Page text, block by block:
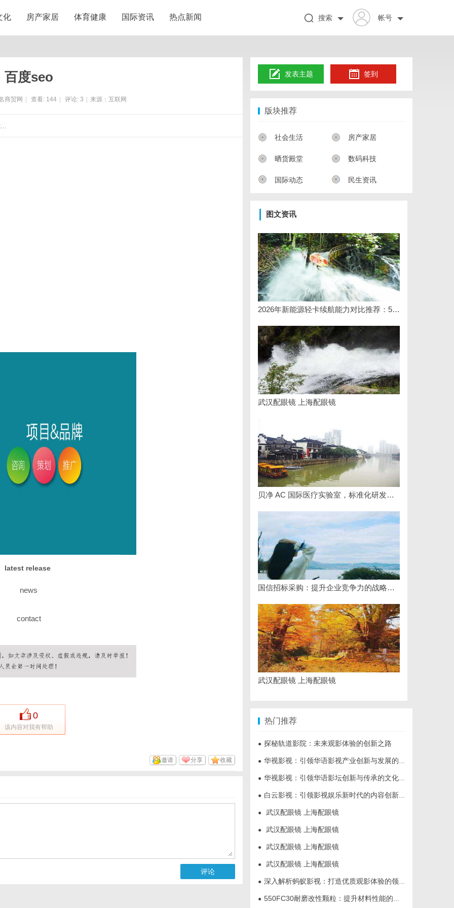
化 房产家居 体育健康 国际资讯 热点新闻 帐号
搜索
百度seo
商贸网 查看: 144 评论: 3 来源：互联网
latest release
news
contact
0
该内容对我有帮助
收藏
分享
邀请
评论
发表主题 签到
版块推荐
社会生活 房产家居
晒货殿堂 数码科技
国际动态 民生资讯
图文资讯
2026年新能源轻卡续航能力对比推荐：5大主流平台三维解析
武汉配眼镜 上海配眼镜
贝净 AC 国际医疗实验室，标准化研发体系全解析
国信招标采购：提升企业竞争力的战略利器解析
武汉配眼镜 上海配眼镜
热门推荐
● 探秘轨道影院：未来观影体验的创新之路
● 华视影视：引领华语影视产业创新与发展的标杆企业
● 华视影视：引领华语影坛创新与传承的文化先锋
● 白云影视：引领影视娱乐新时代的内容创新平台
● 武汉配眼镜 上海配眼镜
● 武汉配眼镜 上海配眼镜
● 武汉配眼镜 上海配眼镜
● 武汉配眼镜 上海配眼镜
● 深入解析蚂蚁影视：打造优质观影体验的领先平台
● 550FC30耐磨改性颗粒：提升材料性能的新选择